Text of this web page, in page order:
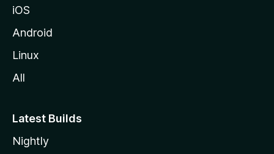
iOS
Android
Linux
All
Latest Builds
Nightly